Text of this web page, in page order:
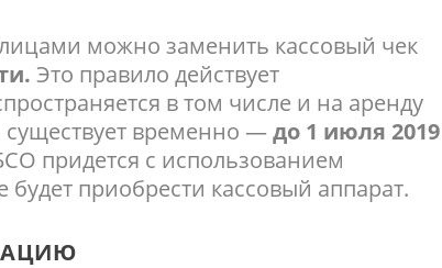
можно заменить кассовый чек
Это правило действует
в том числе и на аренду
временно —до 1 июля 2019
придется с использованием
приобрести кассовый аппарат.